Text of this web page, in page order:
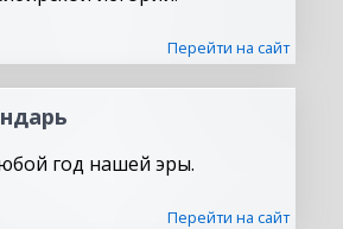
Перейти на сайт
год нашей эры.
Перейти на сайт